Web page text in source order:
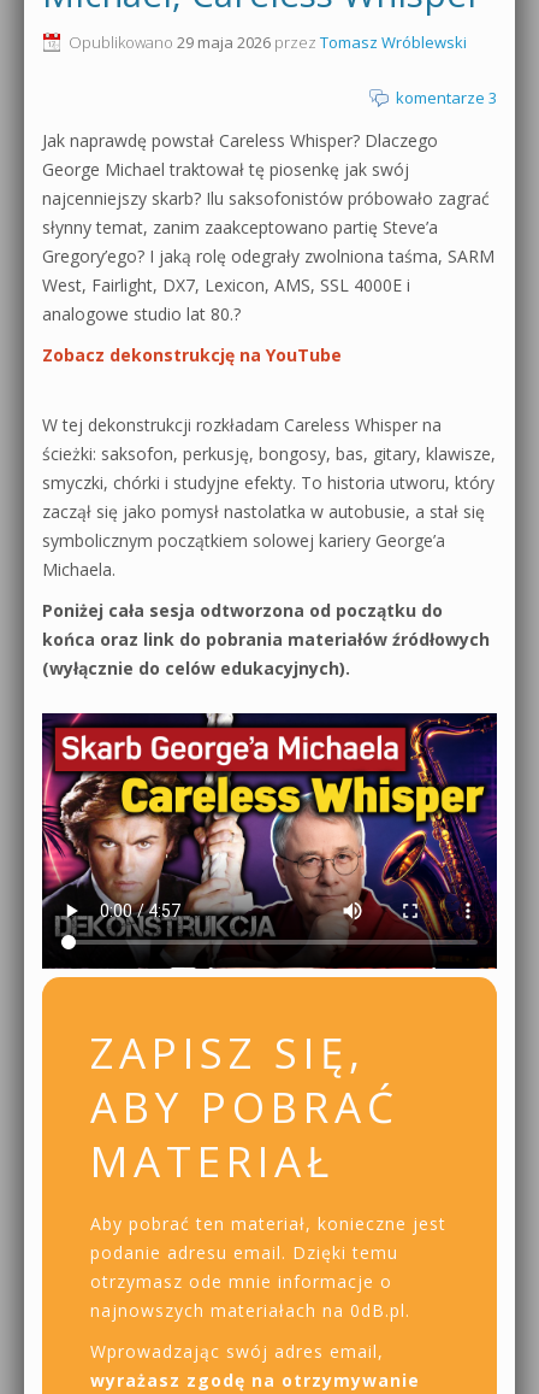
Produkcja muzyczna od podstaw
Sound Forge od podstaw
Dubstep z syntezatorem Massive
Kontakt 5 Kompendium
Pakiety
0dB.pl - informacje
Materiały dla mediów
Archiwum aktualności
Polityka prywatności
Regulamin
Działanie sklepu internetowego
Wyszukiwanie
Opublikowano 29 maja 2026 przez Tomasz Wróblewski
komentarze 3
Jak naprawdę powstał Careless Whisper? Dlaczego
George Michael traktował tę piosenkę jak swój
najcenniejszy skarb? Ilu saksofonistów próbowało zagrać
słynny temat, zanim zaakceptowano partię Steve’a
Gregory’ego? I jaką rolę odegrały zwolniona taśma, SARM
West, Fairlight, DX7, Lexicon, AMS, SSL 4000E i
analogowe studio lat 80.?
Zobacz dekonstrukcję na YouTube
W tej dekonstrukcji rozkładam Careless Whisper na
ścieżki: saksofon, perkusję, bongosy, bas, gitary, klawisze,
smyczki, chórki i studyjne efekty. To historia utworu, który
zaczął się jako pomysł nastolatka w autobusie, a stał się
symbolicznym początkiem solowej kariery George’a
Michaela.
Poniżej cała sesja odtworzona od początku do
końca oraz link do pobrania materiałów źródłowych
(wyłącznie do celów edukacyjnych).
ZAPISZ SIĘ,
ABY POBRAĆ
MATERIAŁ
Aby pobrać ten materiał, konieczne jest
podanie adresu email. Dzięki temu
otrzymasz ode mnie informacje o
najnowszych materiałach na 0dB.pl.
Wprowadzając swój adres email,
wyrażasz zgodę na otrzymywanie